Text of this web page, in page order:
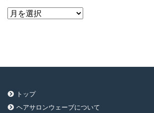
ア
トップ
ヘアサロンウェーブについて